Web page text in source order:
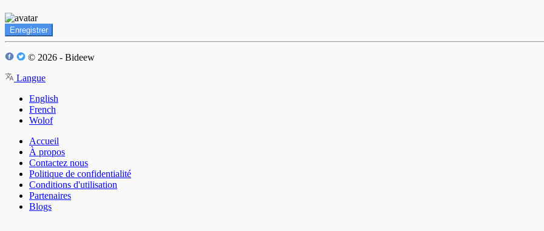
Enregistrer
© 2026 - Bideew
Langue
English
French
Wolof
Accueil
À propos
Contactez nous
Politique de confidentialité
Conditions d'utilisation
Partenaires
Blogs